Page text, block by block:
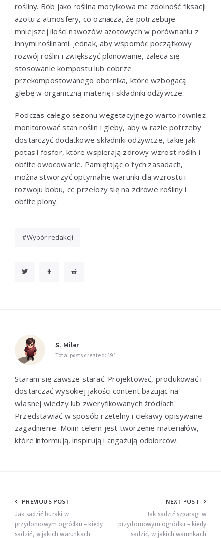
rośliny. Bób jako roślina motylkowa ma zdolność fiksacji
azotu z atmosfery, co oznacza, że potrzebuje
mniejszej ilości nawozów azotowych w porównaniu z
innymi roślinami. Jednak, aby wspomóc początkowy
rozwój roślin i zwiększyć plonowanie, zaleca się
stosowanie kompostu lub dobrze
przekompostowanego obornika, które wzbogacą
glebę w organiczną materię i składniki odżywcze.
Podczas całego sezonu wegetacyjnego warto również
monitorować stan roślin i gleby, aby w razie potrzeby
dostarczyć dodatkowe składniki odżywcze, takie jak
potas i fosfor, które wspierają zdrowy wzrost roślin i
obfite owocowanie. Pamiętając o tych zasadach,
można stworzyć optymalne warunki dla wzrostu i
rozwoju bobu, co przełoży się na zdrowe rośliny i
obfite plony.
Wybór redakcji
S. Miler
Total posts created: 191
Staram się zawsze starać. Projektować, produkować i
dostarczać wysokiej jakości content bazując na
własnej wiedzy lub zweryfikowanych źródłach.
Przedstawiać w sposób rzetelny i ciekawy opisywane
zagadnienie. Moim celem jest tworzenie materiałów,
które informują, inspirują i angażują odbiorców.
Nawigacja
wpisu
PREVIOUS POST
Jak sadzić buraki w
przydomowym ogródku – kiedy
sadzić, w jakich warunkach
NEXT POST
Jak sadzić szparagi w
przydomowym ogródku – kiedy
sadzić, w jakich warunkach